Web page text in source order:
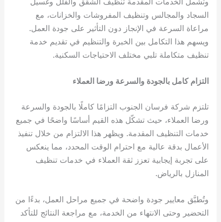
السجاد والمجالس وتنظيف المفروشات والخزانات، مع
مراعاة السرعة في الإنجاز دون التأثير على جودة العمل.
ويسهم هذا التكامل بين الخبرة والتنظيم في تقديم خدمة
تنظيف متكاملة تلبي مختلف الاحتياجات السكنية.
التزام كامل بالجودة والسرعة ورضا العملاء
تلتزم شركة فرسان الجنوب التزامًا كاملًا بالجودة والسرعة
ورضا العملاء، حيث تشكّل هذه القيم أساسًا واضحًا في جميع
خدمات التنظيف المقدمة. ويظهر هذا الالتزام من خلال تنفيذ
الأعمال بدقة عالية مع احترام الوقت المحدد، مما ينعكس
على تجربة إيجابية تعزز ثقة العملاء في خدمات تنظيف
المنازل بالرياض.
وتُطبَّق معايير جودة واضحة في جميع مراحل العمل، بدءًا من
التحضير وحتى الانتهاء من الخدمة، مع مراجعة النتائج للتأكد